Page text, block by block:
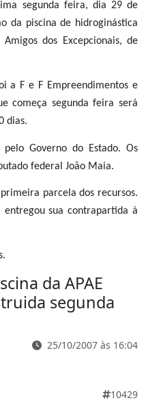
segunda feira, dia 29 de
da piscina de hidroginástica
dos Excepcionais, de
a F e F Empreendimentos e
começa segunda feira será
dias.
Governo do Estado. Os
federal João Maia.
parcela dos recursos.
sua contrapartida à
da APAE
segunda
25/10/2007 às 16:04
10429